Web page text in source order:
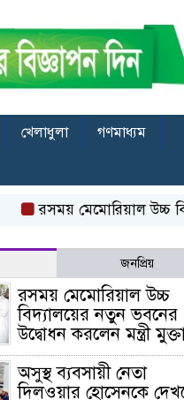
খেলাধুলা
গণমাধ্যম
রসময় মেমোরিয়াল উচ্চ
জনপ্রিয়
রসময় মেমোরিয়াল উচ্চ
বিদ্যালয়ের নতুন ভবনের
উদ্বোধন করলেন মন্ত্রী
অসুস্থ ব্যবসায়ী নেতা
দিলওয়ার হোসেনকে